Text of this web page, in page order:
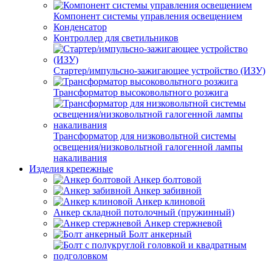
Компонент системы управления освещением
Конденсатор
Контроллер для светильников
Стартер/импульсно-зажигающее устройство (ИЗУ)
Трансформатор высоковольтного розжига
Трансформатор для низковольтной системы
освещения/низковольтной галогенной лампы
накаливания
Изделия крепежные
Анкер болтовой
Анкер забивной
Анкер клиновой
Анкер складной потолочный (пружинный)
Анкер стержневой
Болт анкерный